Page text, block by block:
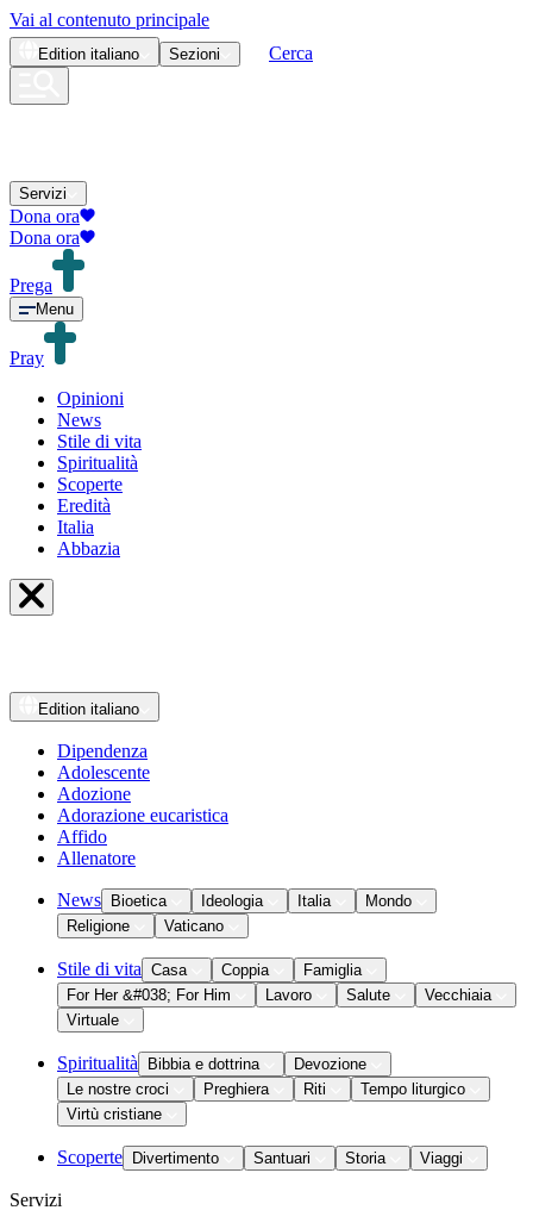
Vai al contenuto principale
Edition italiano Sezioni Cerca
Servizi
Dona ora
Dona ora
Prega
Menu
Pray
Opinioni
News
Stile di vita
Spiritualità
Scoperte
Eredità
Italia
Abbazia
Edition italiano
Dipendenza
Adolescente
Adozione
Adorazione eucaristica
Affido
Allenatore
News Bioetica Ideologia Italia
Mondo
Religione
Vaticano
Stile di vita Casa Coppia
Famiglia
For Her &#038; For Him
Lavoro Salute
Vecchiaia
Virtuale
Spiritualità Bibbia e dottrina
Devozione
Le nostre croci
Preghiera Riti
Tempo liturgico
Virtù cristiane
Scoperte Divertimento Santuari Storia Viaggi
Servizi